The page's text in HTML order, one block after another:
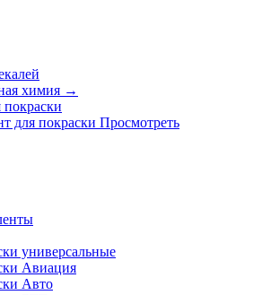
химия →
для покраски Просмотреть
универсальные
Авиация
Авто